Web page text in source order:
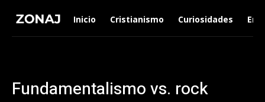
Inicio Cristianismo Curiosidades
Fundamentalismo vs. rock